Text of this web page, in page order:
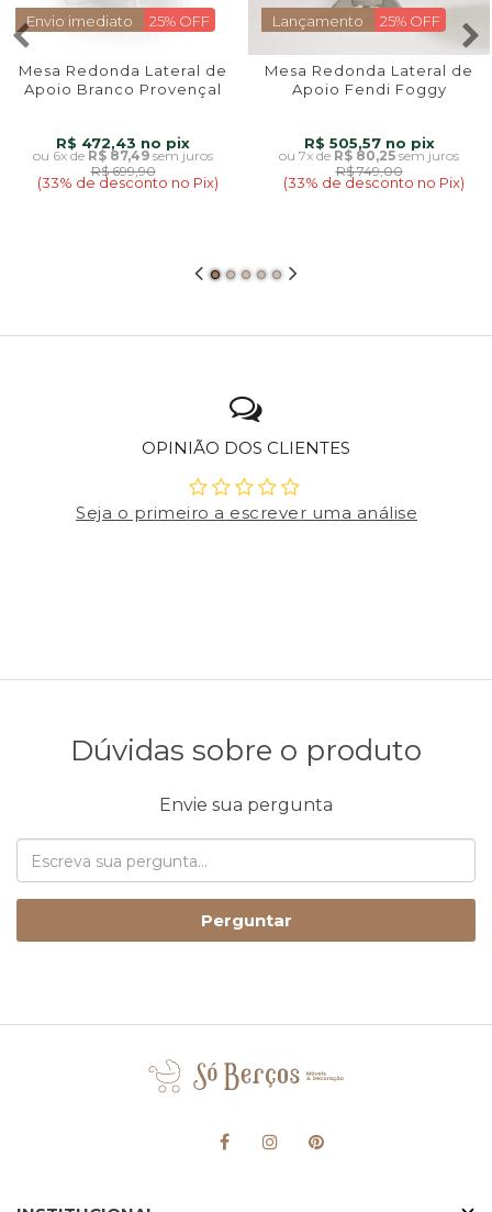
Envio imediato 25% OFF
Mesa Redonda Lateral de
Apoio Branco Provençal
R$ 472,43
6x de R$ 87,49 sem juros
R$ 699,90
(33% de desconto no Pix)
Lançamento 25% OFF
Mesa Redonda Lateral de
Apoio Fendi Foggy
R$ 505,57
7x de R$ 80,25 sem juros
R$ 749,00
(33% de desconto no Pix)
OPINIÃO DOS CLIENTES
Seja o primeiro a escrever uma análise
Dúvidas sobre o produto
Envie sua pergunta
Perguntar